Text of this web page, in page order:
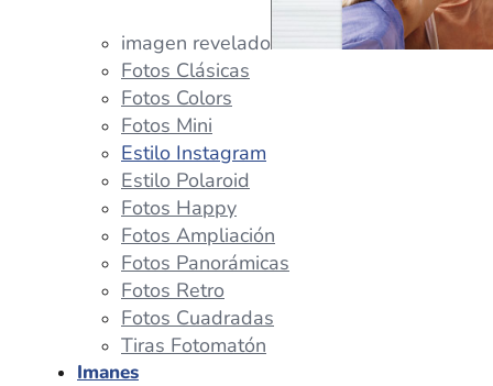
imagen revelado
Fotos Clásicas
Fotos Colors
Fotos Mini
Estilo Instagram
Estilo Polaroid
Fotos Happy
Fotos Ampliación
Fotos Panorámicas
Fotos Retro
Fotos Cuadradas
Tiras Fotomatón
Imanes